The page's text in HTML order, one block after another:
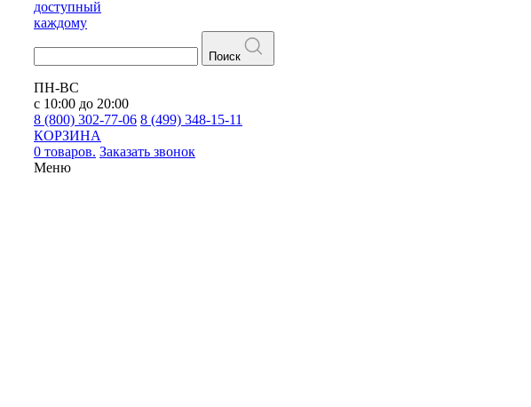
доступный
каждому
Поиск
ПН-ВС
с 10:00 до 20:00
8 (800) 302-77-06 8 (499) 348-15-11
КОРЗИНА
0 товаров. Заказать звонок
Меню